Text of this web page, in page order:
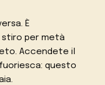
È
stiro per metà
Accendete il
questo